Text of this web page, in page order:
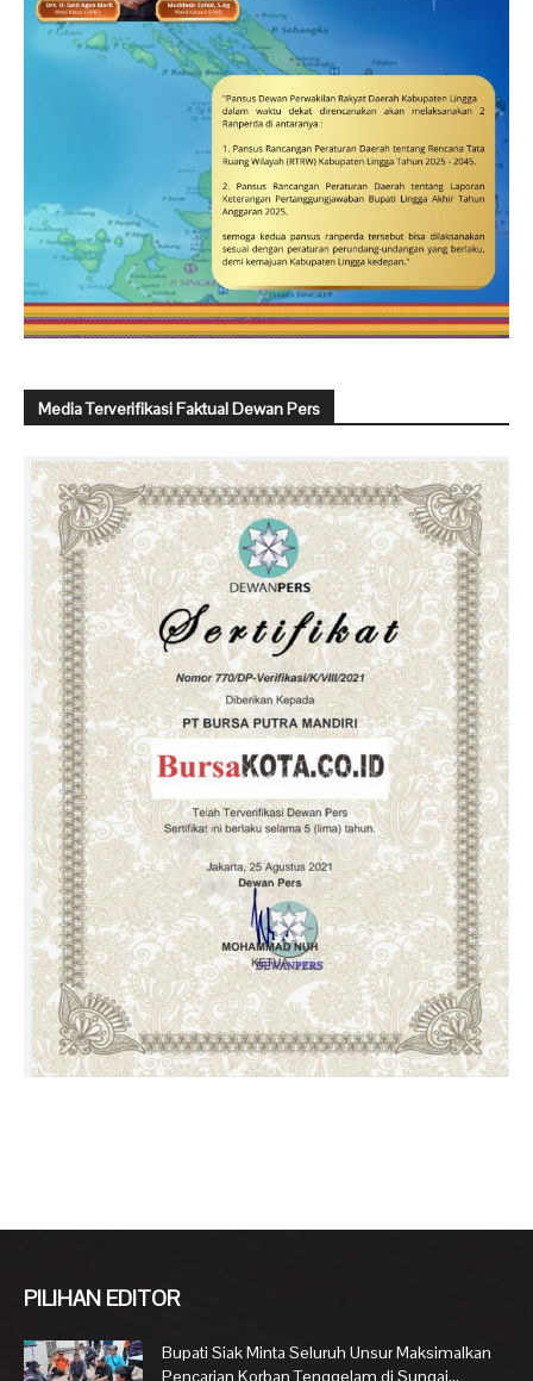
Media Terverifikasi Faktual Dewan Pers
PILIHAN EDITOR
Bupati Siak Minta Seluruh Unsur Maksimalkan
Pencarian Korban Tenggelam di Sungai...